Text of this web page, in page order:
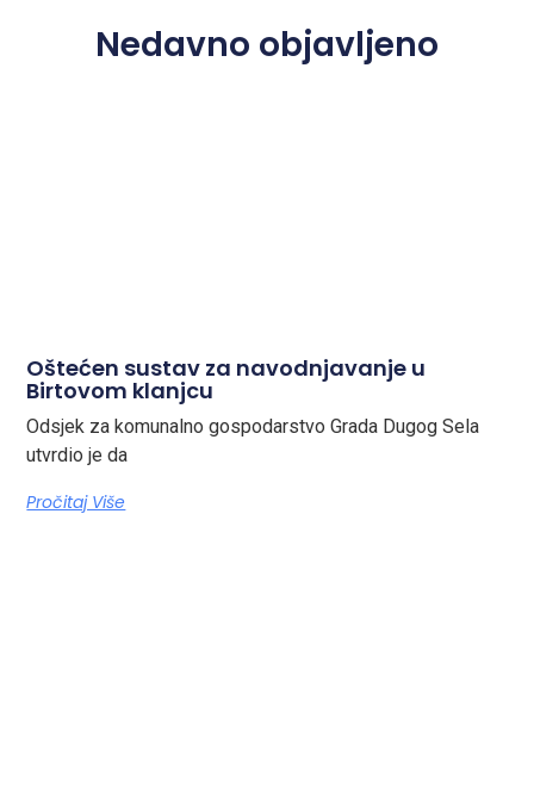
Nedavno objavljeno
Oštećen sustav za navodnjavanje u
Birtovom klanjcu
Odsjek za komunalno gospodarstvo Grada Dugog Sela
utvrdio je da
Pročitaj Više